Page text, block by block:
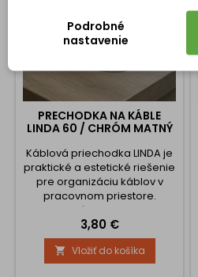
PRECHODKA NA KÁBLE
LINDA 60 / CHRÓM MATNÝ
Káblová priechodka LINDA je
praktické a estetické riešenie
pre organizáciu káblov v
pracovnom priestore.
Vyrobená zo zliatiny ZnAl,
poskytuje vysokú odolnosť a
dlhú životnosť. Vďaka svojmu
dizajnu účinne chráni káble
pred poškodením a zároveň
Cena
3,80 €
 Vložiť do košíka
Podrobné
nastavenie